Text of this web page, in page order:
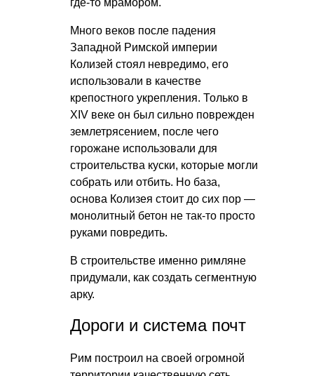
Много веков после падения
Западной Римской империи
Колизей стоял невредимо, его
использовали в качестве
крепостного укрепления. Только в
XIV веке он был сильно поврежден
землетрясением, после чего
горожане использовали для
строительства куски, которые могли
собрать или отбить. Но база,
основа Колизея стоит до сих пор —
монолитный бетон не так-то просто
руками повредить.
В строительстве именно римляне
придумали, как создать сегментную
арку.
Дороги и система почт
Рим построил на своей огромной